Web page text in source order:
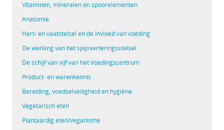
Vitaminen, mineralen en spoorelementen
Anatomie
Hart- en vaatstelsel en de invloed van voeding
De werking van het spijsverteringsstelsel
De schijf van vijf van het Voedingscentrum
Product- en warenkennis
Bereiding, voedselveiligheid en hygiëne
Vegetarisch eten
Plantaardig eten/veganisme